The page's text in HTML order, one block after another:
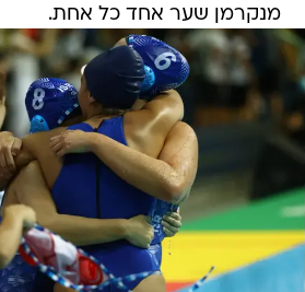
מנקרמן שער אחד כל אחת.